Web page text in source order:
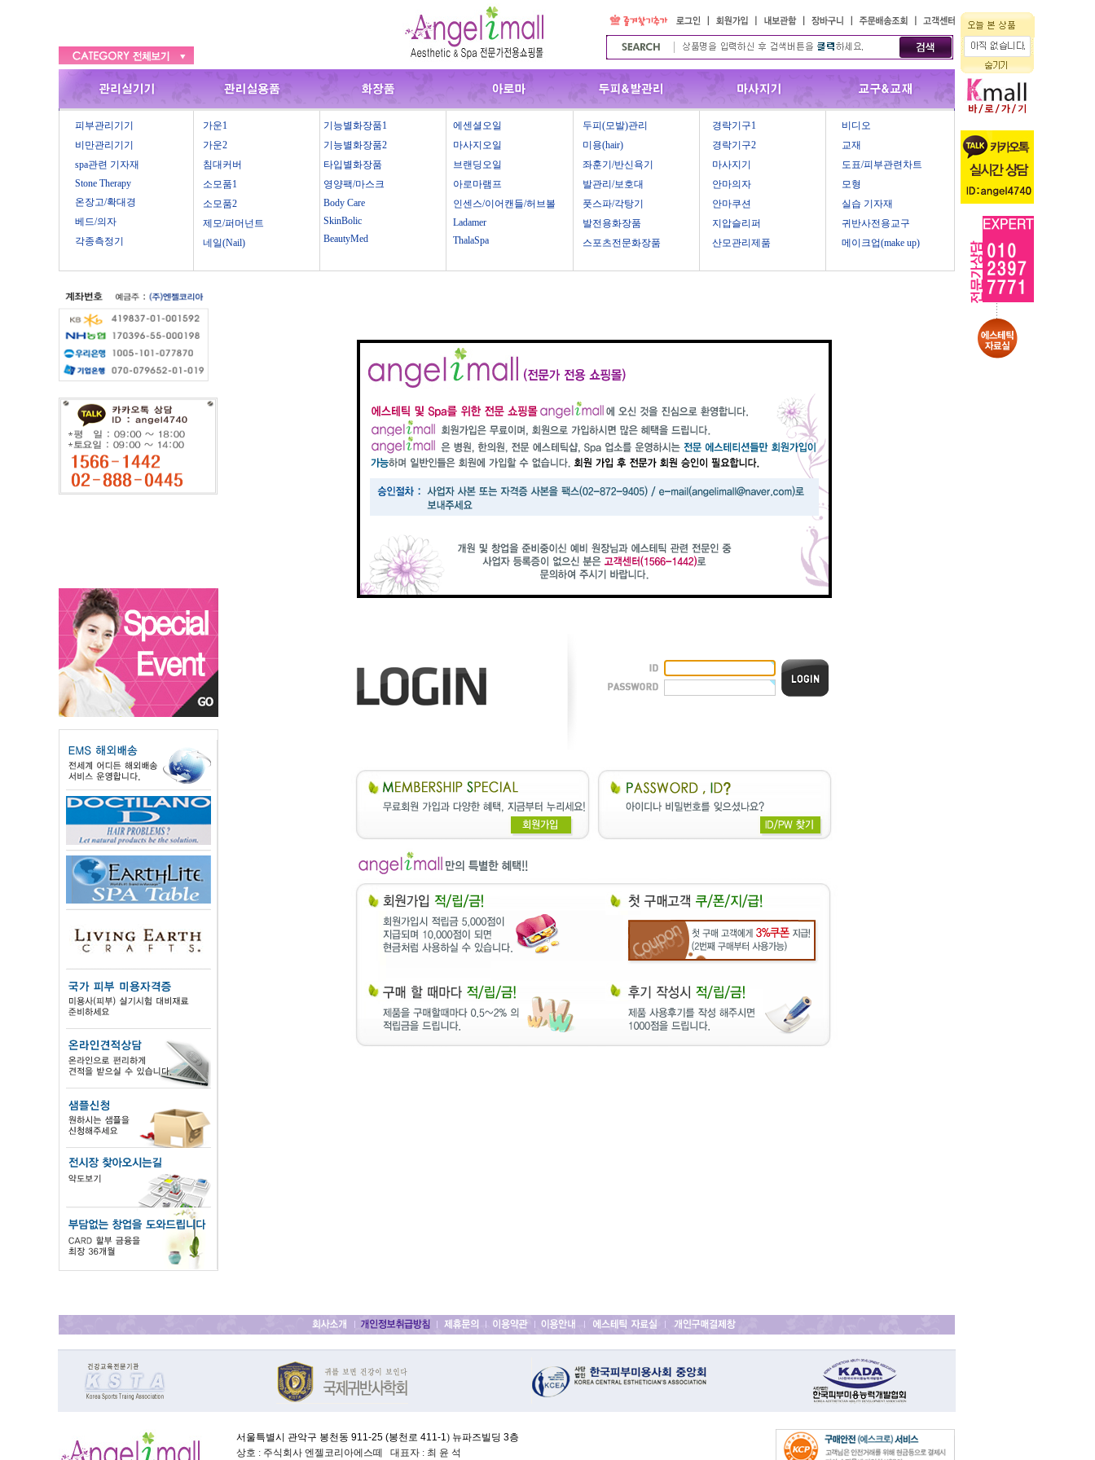
피부관리기기
비만관리기기
spa관련 기자재
Stone Therapy
온장고/확대경
베드/의자
각종측정기
가운1
가운2
침대커버
소모품1
소모품2
제모/퍼머넌트
네일(Nail)
기능별화장품1
기능별화장품2
타입별화장품
영양팩/마스크
Body Care
SkinBolic
BeautyMed
에센셜오일
마사지오일
브랜딩오일
아로마램프
인센스/이어캔들/허브볼
Ladamer
ThalaSpa
두피(모발)관리
미용(hair)
좌훈기/반신욕기
발관리/보호대
풋스파/각탕기
발전용화장품
스포츠전문화장품
경락기구1
경락기구2
마사지기
안마의자
안마쿠션
지압슬리퍼
산모관리제품
비디오
교재
도표/피부관련차트
모형
실습 기자재
귀반사전용교구
메이크업(make up)
서울특별시 관악구 봉천동 911-25 (봉천로 411-1)뉴파즈빌딩 3층
상호 : 주식회사 엔젤코리아에스떼 대표자 : 최 윤 석